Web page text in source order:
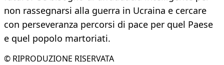
non rassegnarsi alla guerra in Ucraina e cercare
con perseveranza percorsi di pace per quel Paese
e quel popolo martoriati.
© RIPRODUZIONE RISERVATA